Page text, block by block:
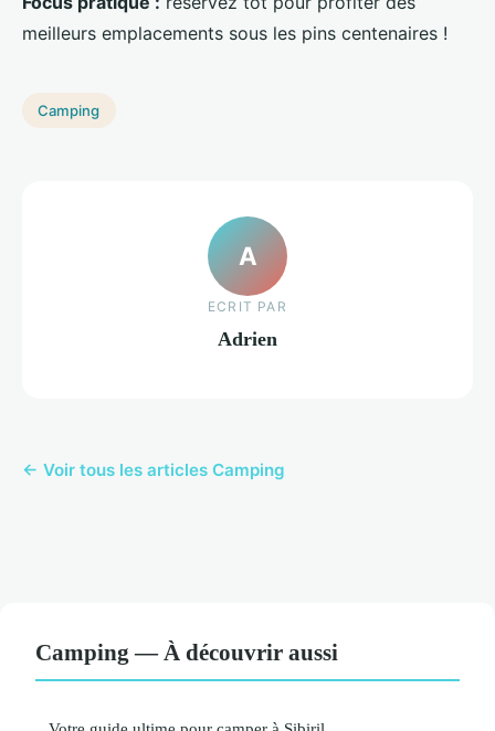
meilleurs emplacements sous les pins centenaires !
Camping
A
ECRIT PAR
Adrien
← Voir tous les articles Camping
Camping — À découvrir aussi